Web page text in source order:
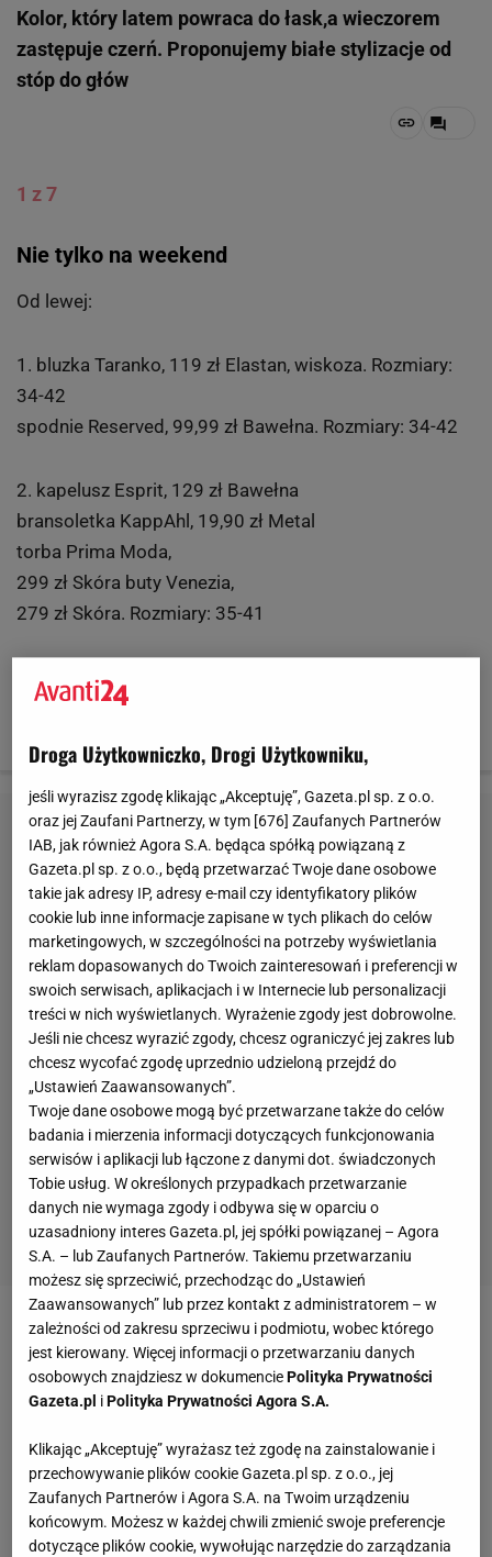
Kolor, który latem powraca do łask,a wieczorem
zastępuje czerń. Proponujemy białe stylizacje od
stóp do głów
1 z 7
Nie tylko na weekend
Od lewej:
1. bluzka Taranko, 119 zł Elastan, wiskoza. Rozmiary:
34-42
spodnie Reserved, 99,99 zł Bawełna. Rozmiary: 34-42
2. kapelusz Esprit, 129 zł Bawełna
bransoletka KappAhl, 19,90 zł Metal
torba Prima Moda,
299 zł Skóra buty Venezia,
279 zł Skóra. Rozmiary: 35-41
3. sukienka Mango, 129 zł Bawełna. Rozmiary: 34-42
bransoletka Yes, 155 zł Srebro
2 z 7
Wygodnie, ale kobieco
Od lewej:
1. top Tally Weijl, 49,90 zł Bawełna. Rozmiary: 34-40
spódnica Camaieu, 129,90 zł Bawełna. Rozmiary: 34-44
pasek Cross Jeans, 49,90 zł Skóra ekologiczna
Droga Użytkowniczko, Drogi Użytkowniku,
jeśli wyrazisz zgodę klikając „Akceptuję”, Gazeta.pl sp. z o.o.
oraz jej Zaufani Partnerzy, w tym [ 676 ] Zaufanych Partnerów
IAB, jak również Agora S.A. będąca spółką powiązaną z
Gazeta.pl sp. z o.o., będą przetwarzać Twoje dane osobowe
takie jak adresy IP, adresy e-mail czy identyfikatory plików
cookie lub inne informacje zapisane w tych plikach do celów
marketingowych, w szczególności na potrzeby wyświetlania
reklam dopasowanych do Twoich zainteresowań i preferencji w
swoich serwisach, aplikacjach i w Internecie lub personalizacji
treści w nich wyświetlanych. Wyrażenie zgody jest dobrowolne.
Jeśli nie chcesz wyrazić zgody, chcesz ograniczyć jej zakres lub
chcesz wycofać zgodę uprzednio udzieloną przejdź do
„Ustawień Zaawansowanych”.
Twoje dane osobowe mogą być przetwarzane także do celów
badania i mierzenia informacji dotyczących funkcjonowania
serwisów i aplikacji lub łączone z danymi dot. świadczonych
Tobie usług. W określonych przypadkach przetwarzanie
danych nie wymaga zgody i odbywa się w oparciu o
uzasadniony interes Gazeta.pl, jej spółki powiązanej – Agora
S.A. – lub Zaufanych Partnerów. Takiemu przetwarzaniu
możesz się sprzeciwić, przechodząc do „Ustawień
Zaawansowanych” lub przez kontakt z administratorem – w
zależności od zakresu sprzeciwu i podmiotu, wobec którego
jest kierowany. Więcej informacji o przetwarzaniu danych
osobowych znajdziesz w dokumencie Polityka Prywatności
Gazeta.pl i Polityka Prywatności Agora S.A.
Klikając „Akceptuję” wyrażasz też zgodę na zainstalowanie i
przechowywanie plików cookie Gazeta.pl sp. z o.o., jej
Zaufanych Partnerów i Agora S.A. na Twoim urządzeniu
końcowym. Możesz w każdej chwili zmienić swoje preferencje
dotyczące plików cookie, wywołując narzędzie do zarządzania